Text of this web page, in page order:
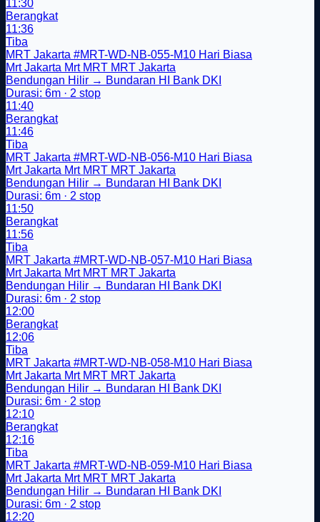
11:30
Berangkat
11:36
Tiba
MRT Jakarta #MRT-WD-NB-055-M10 Hari Biasa
Mrt Jakarta Mrt MRT MRT Jakarta
Bendungan Hilir → Bundaran HI Bank DKI
Durasi: 6m · 2 stop
11:40
Berangkat
11:46
Tiba
MRT Jakarta #MRT-WD-NB-056-M10 Hari Biasa
Mrt Jakarta Mrt MRT MRT Jakarta
Bendungan Hilir → Bundaran HI Bank DKI
Durasi: 6m · 2 stop
11:50
Berangkat
11:56
Tiba
MRT Jakarta #MRT-WD-NB-057-M10 Hari Biasa
Mrt Jakarta Mrt MRT MRT Jakarta
Bendungan Hilir → Bundaran HI Bank DKI
Durasi: 6m · 2 stop
12:00
Berangkat
12:06
Tiba
MRT Jakarta #MRT-WD-NB-058-M10 Hari Biasa
Mrt Jakarta Mrt MRT MRT Jakarta
Bendungan Hilir → Bundaran HI Bank DKI
Durasi: 6m · 2 stop
12:10
Berangkat
12:16
Tiba
MRT Jakarta #MRT-WD-NB-059-M10 Hari Biasa
Mrt Jakarta Mrt MRT MRT Jakarta
Bendungan Hilir → Bundaran HI Bank DKI
Durasi: 6m · 2 stop
12:20